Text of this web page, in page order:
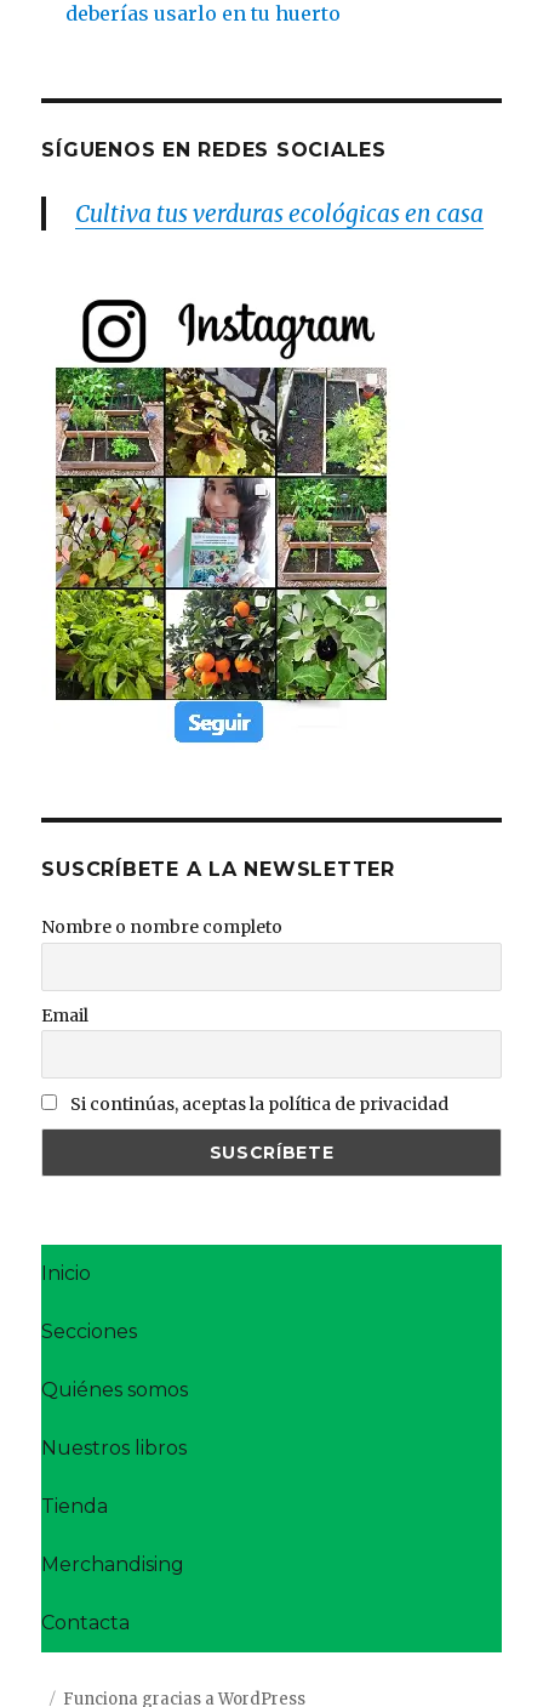
deberías usarlo en tu huerto
SÍGUENOS EN REDES SOCIALES
Cultiva tus verduras ecológicas en casa
SUSCRÍBETE A LA NEWSLETTER
Nombre o nombre completo
Email
Si continúas, aceptas la política de privacidad
Inicio
Secciones
Quiénes somos
Nuestros libros
Tienda
Merchandising
Contacta
Funciona gracias a WordPress